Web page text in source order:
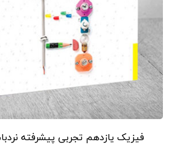
فیزیک یازدهم تجربی پیشرفته